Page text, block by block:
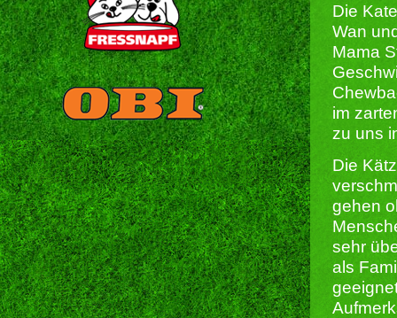
Die
Wan
Mama
im
zu uns
Die
gehen
sehr
als